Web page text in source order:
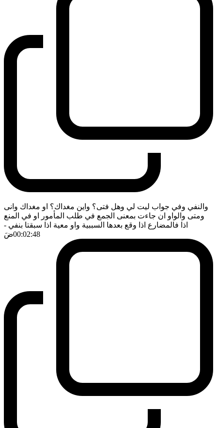
والنفي وفي جواب ليت لي وهل فتى؟ واين مغداك؟ او مغداك وانى
ومتى والواو ان جاءت بمعنى الجمع في طلب المأمور او في المنع
اذا فالمضارع اذا وقع بعدها السببية واو معية اذا سبقتا بنفي -
00:02:48ضَ